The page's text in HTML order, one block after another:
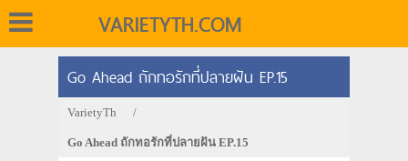
VARIETYTH.COM
Go Ahead ถักทอรักที่ปลายฝัน EP.15
VarietyTh /
Go Ahead ถักทอรักที่ปลายฝัน EP.15